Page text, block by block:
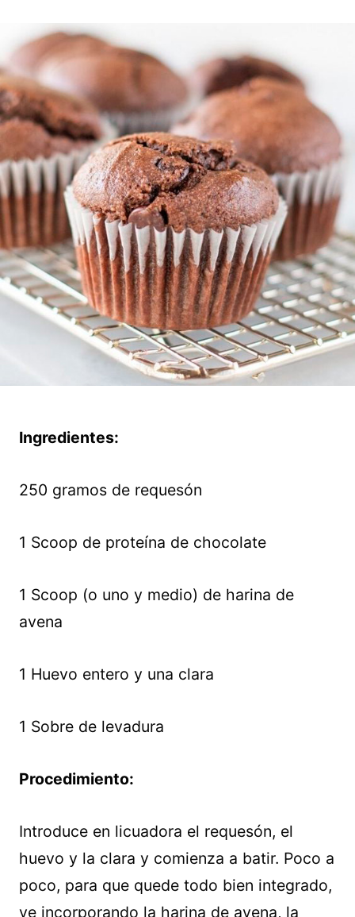
Ingredientes:
250 gramos de requesón
1 Scoop de proteína de chocolate
1 Scoop (o uno y medio) de harina de
avena
1 Huevo entero y una clara
1 Sobre de levadura
Procedimiento:
Introduce en licuadora el requesón, el
huevo y la clara y comienza a batir. Poco a
poco, para que quede todo bien integrado,
ve incorporando la harina de avena, la